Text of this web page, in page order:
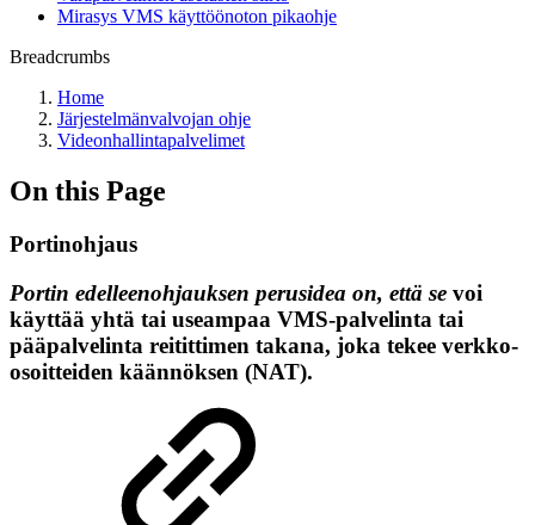
Mirasys VMS käyttöönoton pikaohje
Breadcrumbs
Home
Järjestelmänvalvojan ohje
Videonhallintapalvelimet
On this Page
Portinohjaus
Portin edelleenohjauksen perusidea on, että se voi
käyttää yhtä tai useampaa VMS-palvelinta tai
pääpalvelinta reitittimen takana, joka tekee verkko-
osoitteiden käännöksen (NAT).